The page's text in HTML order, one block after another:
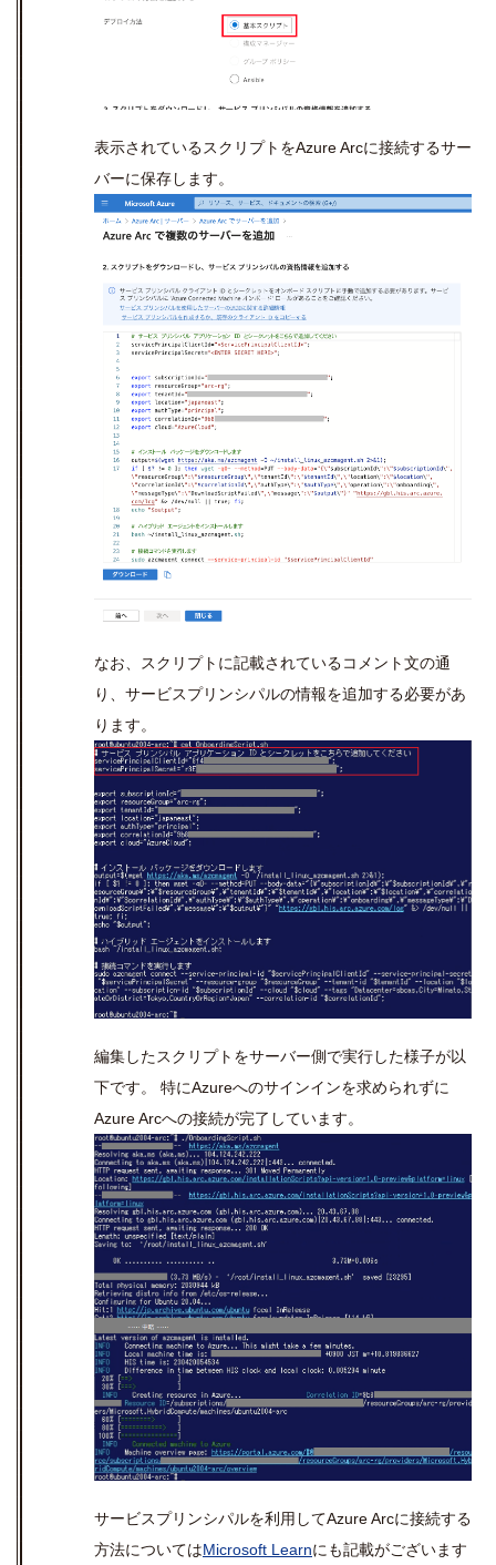
表示されているスクリプトをAzure Arcに接続するサー
バーに保存します。
なお、スクリプトに記載されているコメント文の通
り、サービスプリンシパルの情報を追加する必要があ
ります。
編集したスクリプトをサーバー側で実行した様子が以
下です。 特にAzureへのサインインを求められずに
Azure Arcへの接続が完了しています。
サービスプリンシパルを利用してAzure Arcに接続する
方法についてはMicrosoft Learnにも記載がございます